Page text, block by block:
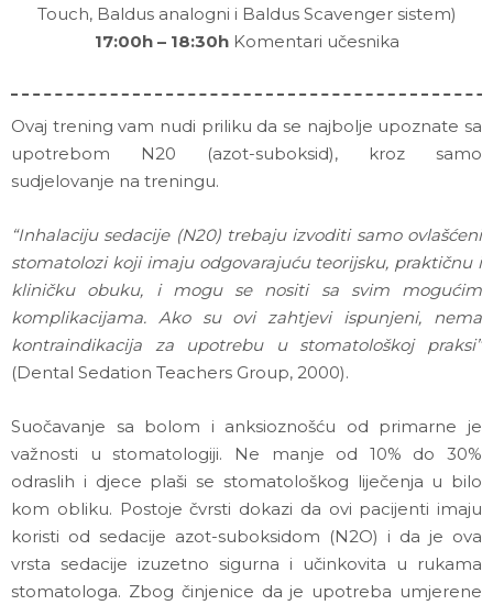
Touch, Baldus analogni i Baldus Scavenger sistem)
17:00h – 18:30hKomentari učesnika
Ovaj trening vam nudi priliku da se najbolje upoznate sa
upotrebom N20 (azot-suboksid), kroz samo
sudjelovanje na treningu.
“Inhalaciju sedacije (N20) trebaju izvoditi samo ovlašćeni
stomatolozi koji imaju odgovarajuću teorijsku, praktičnu i
kliničku obuku, i mogu se nositi sa svim mogućim
komplikacijama. Ako su ovi zahtjevi ispunjeni, nema
kontraindikacija za upotrebu u stomatološkoj praksi”
(Dental Sedation Teachers Group, 2000).
Suočavanje sa bolom i anksioznošću od primarne je
važnosti u stomatologiji. Ne manje od 10% do 30%
odraslih i djece plaši se stomatološkog liječenja u bilo
kom obliku. Postoje čvrsti dokazi da ovi pacijenti imaju
koristi od sedacije azot-suboksidom (N2O) i da je ova
vrsta sedacije izuzetno sigurna i učinkovita u rukama
stomatologa. Zbog činjenice da je upotreba umjerene